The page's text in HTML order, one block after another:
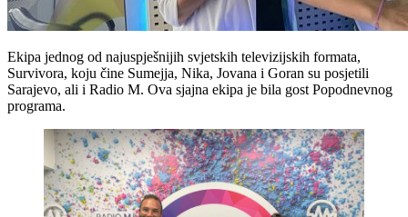
Ekipa jednog od najuspješnijih svjetskih televizijskih formata,
Survivora, koju čine Sumejja, Nika, Jovana i Goran su posjetili
Sarajevo, ali i Radio M. Ova sjajna ekipa je bila gost Popodnevnog
programa.